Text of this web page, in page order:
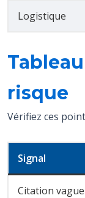
Logistique
risque
Vérifiez ces
Signal
Citation vague